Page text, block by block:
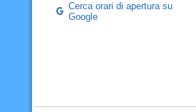
Cerca orari di apertura su
Google